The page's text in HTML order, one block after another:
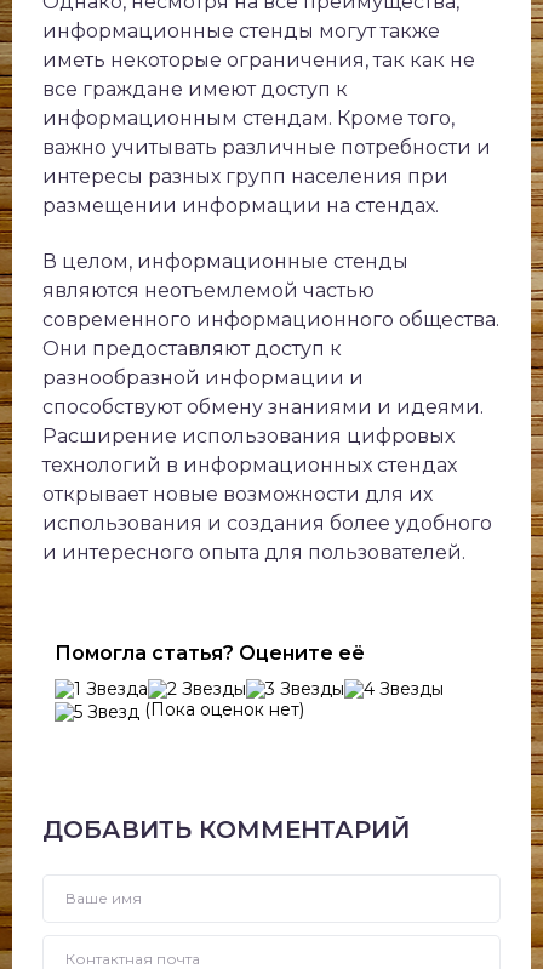
информационные стенды могут также
иметь некоторые ограничения, так как не
все граждане имеют доступ к
информационным стендам. Кроме того,
важно учитывать различные потребности и
интересы разных групп населения при
размещении информации на стендах.
В целом, информационные стенды
являются неотъемлемой частью
современного информационного общества.
Они предоставляют доступ к
разнообразной информации и
способствуют обмену знаниями и идеями.
Расширение использования цифровых
технологий в информационных стендах
открывает новые возможности для их
использования и создания более удобного
и интересного опыта для пользователей.
Помогла статья? Оцените её
(Пока оценок нет)
ДОБАВИТЬ КОММЕНТАРИЙ